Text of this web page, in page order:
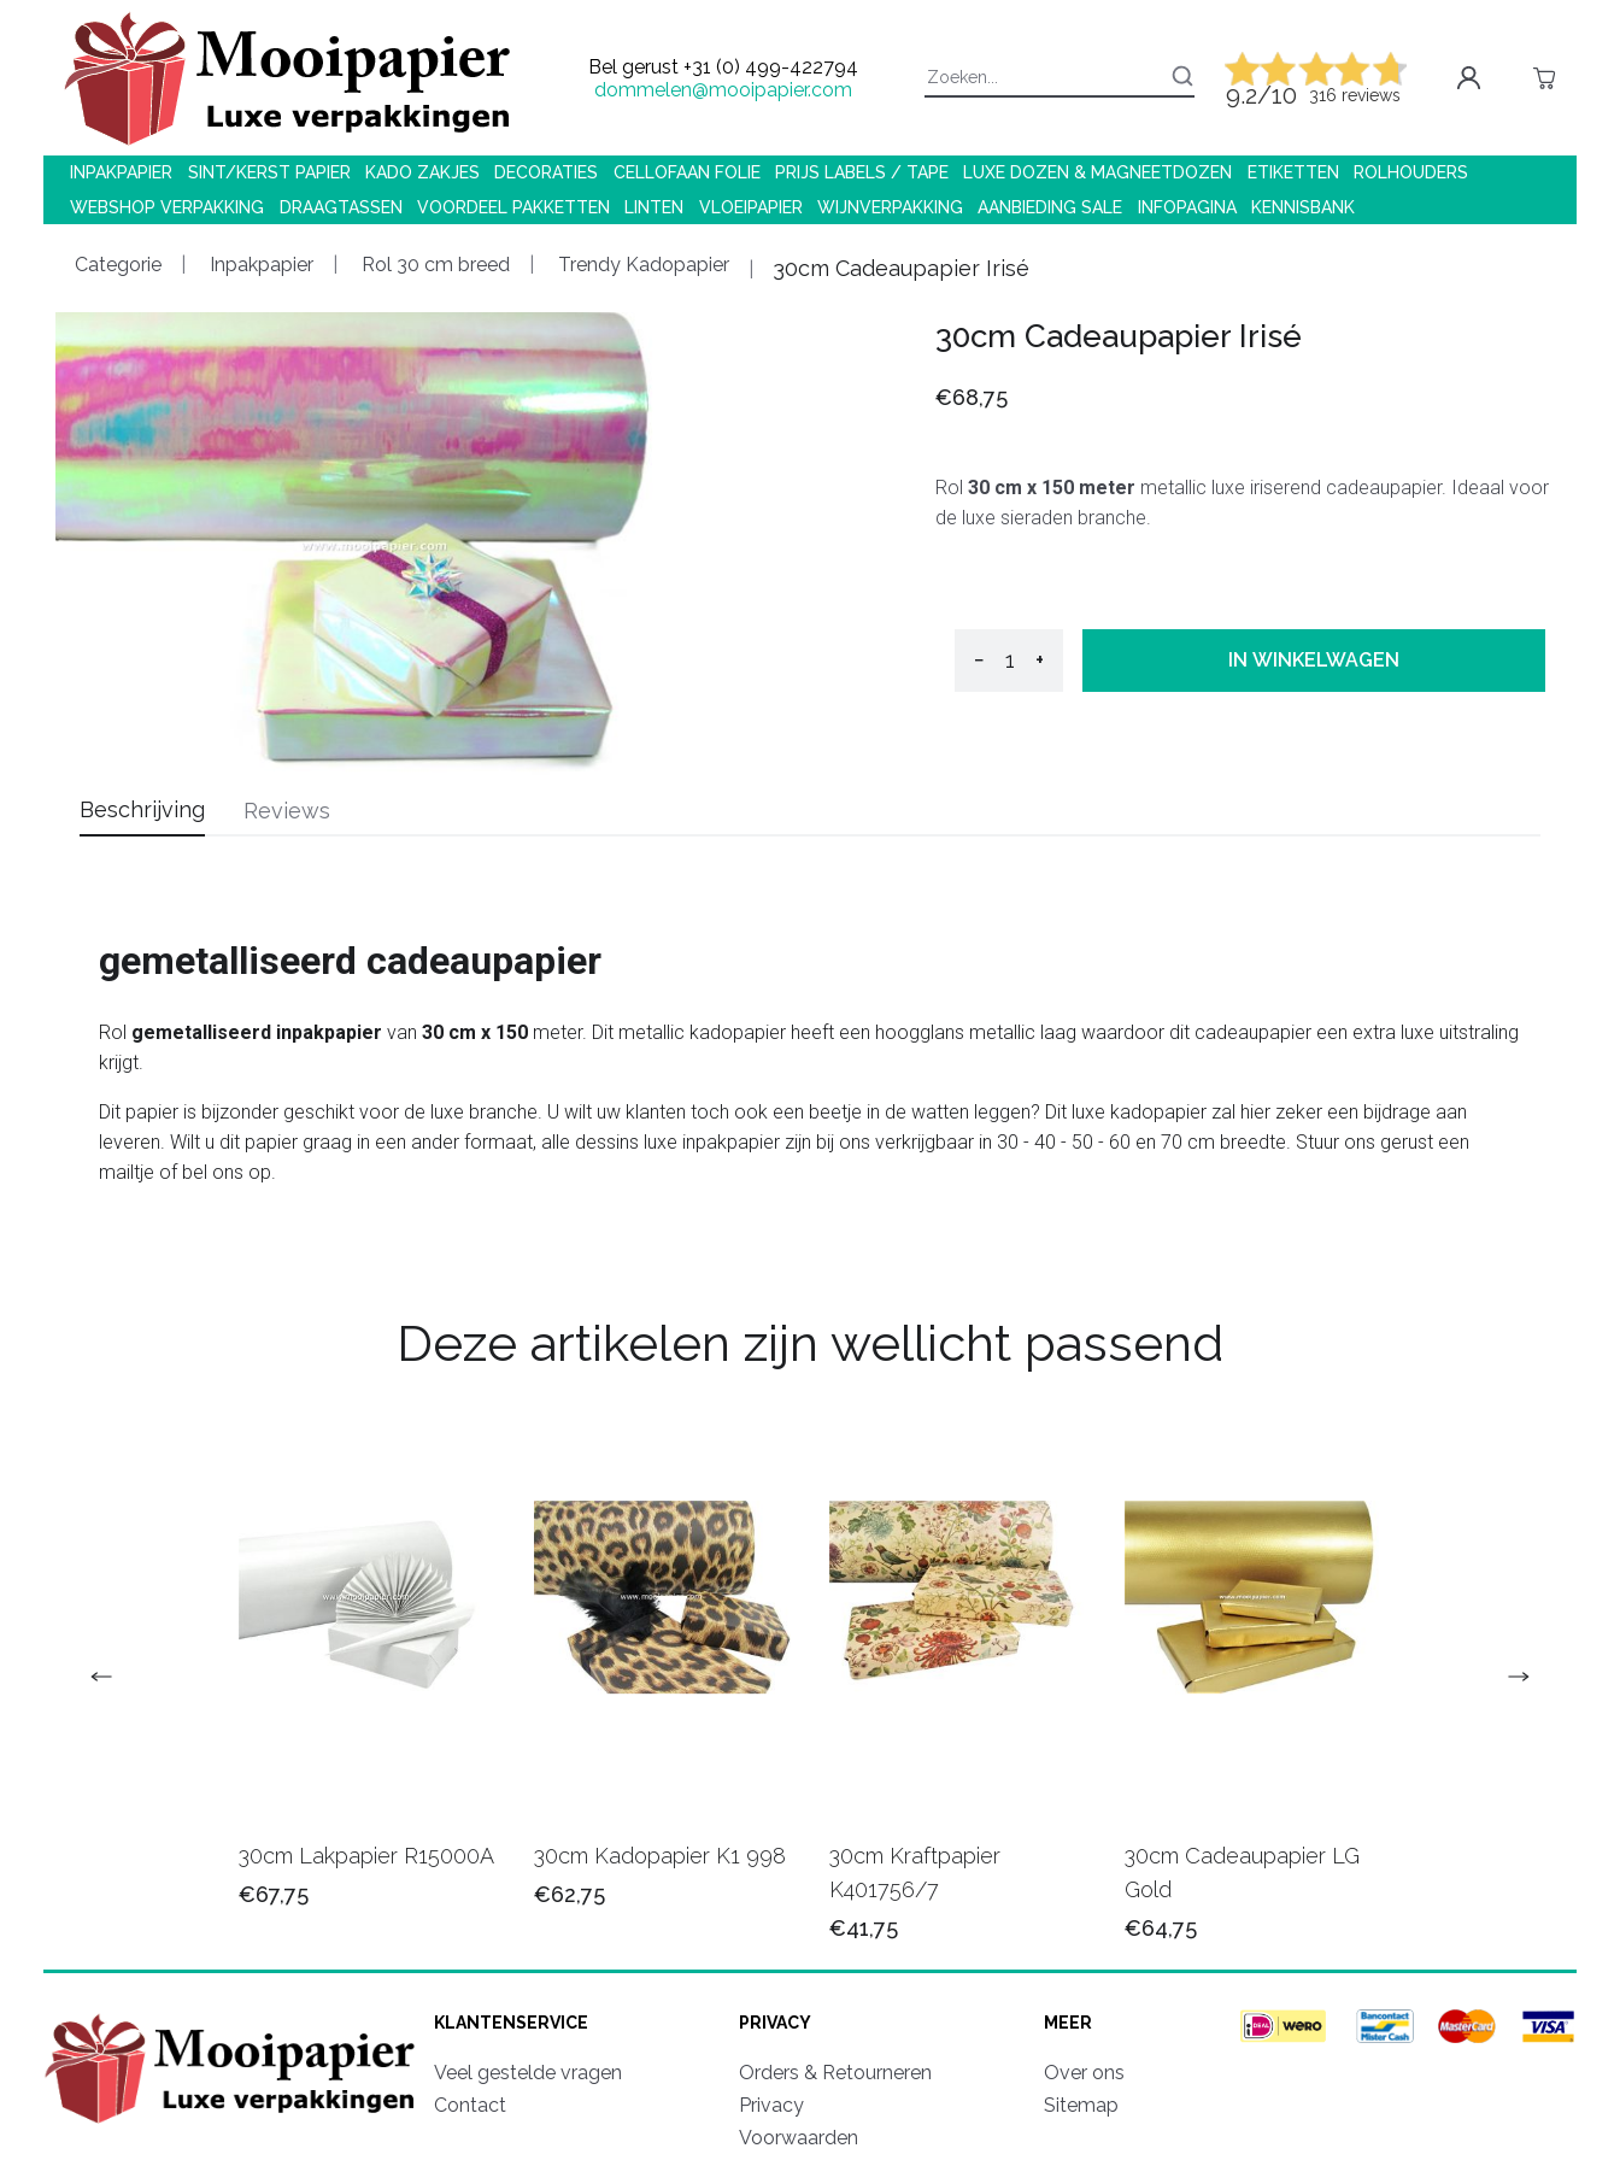
Bel gerust +31 (0) 499-422794
dommelen@mooipapier.com
9.2/10 316 reviews
INPAKPAPIER SINT/KERST PAPIER KADO ZAKJES DECORATIES CELLOFAAN FOLIE PRIJS LABELS / TAPE LUXE DOZEN & MAGNEETDOZEN ETIKETTEN
ROLHOUDERS
WEBSHOP VERPAKKING
DRAAGTASSEN VOORDEEL PAKKETTEN LINTEN VLOEIPAPIER WIJNVERPAKKING AANBIEDING SALE INFOPAGINA KENNISBANK
Categorie Inpakpapier Rol 30 cm breed Trendy Kadopapier 30cm Cadeaupapier Irisé
30cm Cadeaupapier Irisé
€68,75
Rol 30 cm x 150 meter metallic luxe iriserend cadeaupapier. Ideaal voor
de luxe sieraden branche.
− + IN WINKELWAGEN
Beschrijving
gemetalliseerd cadeaupapier
Rol gemetalliseerd inpakpapier van 30 cm x 150 meter. Dit metallic kadopapier heeft een hoogglans metallic laag waardoor dit cadeaupapier een extra luxe uitstraling
krijgt.
Dit papier is bijzonder geschikt voor de luxe branche. U wilt uw klanten toch ook een beetje in de watten leggen? Dit luxe kadopapier zal hier zeker een bijdrage aan
leveren. Wilt u dit papier graag in een ander formaat, alle dessins luxe inpakpapier zijn bij ons verkrijgbaar in 30 - 40 - 50 - 60 en 70 cm breedte. Stuur ons gerust een
mailtje of bel ons op.
Reviews
Deze artikelen zijn wellicht passend
30cm Lakpapier R15000A
€67,75
30cm Kadopapier K1 998
€62,75
30cm Kraftpapier
K401756/7
€41,75
30cm Cadeaupapier LG
Gold
€64,75
KLANTENSERVICE
Veel gestelde vragen
Contact
PRIVACY
Orders & Retourneren
Privacy
Voorwaarden
MEER
Over ons
Sitemap